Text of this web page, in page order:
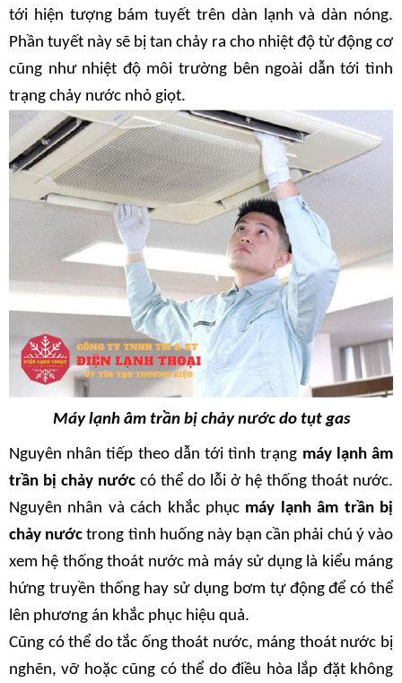
tới hiện tượng bám tuyết trên dàn lạnh và dàn nóng.
Phần tuyết này sẽ bị tan chảy ra cho nhiệt độ từ động cơ
cũng như nhiệt độ môi trường bên ngoài dẫn tới tình
trạng chảy nước nhỏ giọt.
Máy lạnh âm trần bị chảy nước do tụt gas
Nguyên nhân tiếp theo dẫn tới tình trạng máy lạnh âm
trần bị chảy nước có thể do lỗi ở hệ thống thoát nước.
Nguyên nhân và cách khắc phục máy lạnh âm trần bị
chảy nước trong tình huống này bạn cần phải chú ý vào
xem hệ thống thoát nước mà máy sử dụng là kiểu máng
hứng truyền thống hay sử dụng bơm tự động để có thể
lên phương án khắc phục hiệu quả.
Cũng có thể do tắc ống thoát nước, máng thoát nước bị
nghẽn, vỡ hoặc cũng có thể do điều hòa lắp đặt không